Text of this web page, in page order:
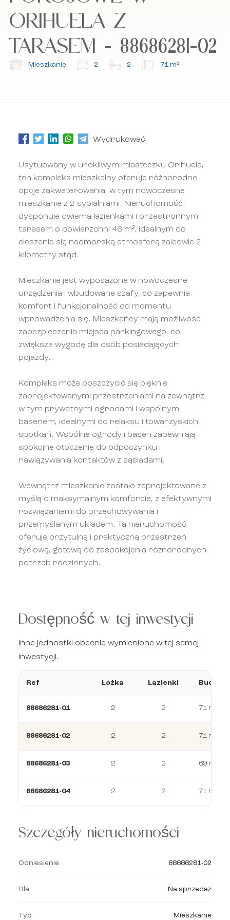
Zapisz się do naszego newslettera.
Zapisz się do naszego newslettera.
ORIHUELA Z
TARASEM - 88686281-02
Mieszkanie 2 2 71 m²
Wydrukować
Usytuowany w urokliwym miasteczku Orihuela,
ten kompleks mieszkalny oferuje różnorodne
opcje zakwaterowania, w tym nowoczesne
mieszkanie z 2 sypialniami. Nieruchomość
dysponuje dwiema łazienkami i przestronnym
tarasem o powierzchni 46 m², idealnym do
cieszenia się nadmorską atmosferą zaledwie 2
kilometry stąd.
Mieszkanie jest wyposażone w nowoczesne
urządzenia i wbudowane szafy, co zapewnia
komfort i funkcjonalność od momentu
wprowadzenia się. Mieszkańcy mają możliwość
zabezpieczenia miejsca parkingowego, co
zwiększa wygodę dla osób posiadających
pojazdy.
Kompleks może poszczycić się pięknie
zaprojektowanymi przestrzeniami na zewnątrz,
w tym prywatnymi ogrodami i wspólnym
basenem, idealnymi do relaksu i towarzyskich
spotkań. Wspólne ogrody i basen zapewniają
spokojne otoczenie do odpoczynku i
nawiązywania kontaktów z sąsiadami.
Wewnątrz mieszkanie zostało zaprojektowane z
myślą o maksymalnym komforcie, z efektywnymi
rozwiązaniami do przechowywania i
przemyślanym układem. Ta nieruchomość
oferuje przytulną i praktyczną przestrzeń
życiową, gotową do zaspokojenia różnorodnych
potrzeb rodzinnych.
Dostępność w tej inwestycji
Inne jednostki obecnie wymienione w tej samej
inwestycji.
Ref Łóżka Łazienki Budowa
88686281-01 2 2 71 m²
88686281-02 2 2 71 m²
88686281-03 2 2 69 m²
88686281-04 2 2 71 m²
Szczegóły nieruchomości
Odniesienie 88686281-02
Dla Na sprzedaż
Typ Mieszkanie